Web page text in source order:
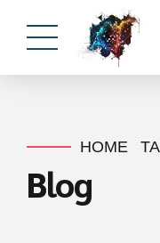
HOME
Blog